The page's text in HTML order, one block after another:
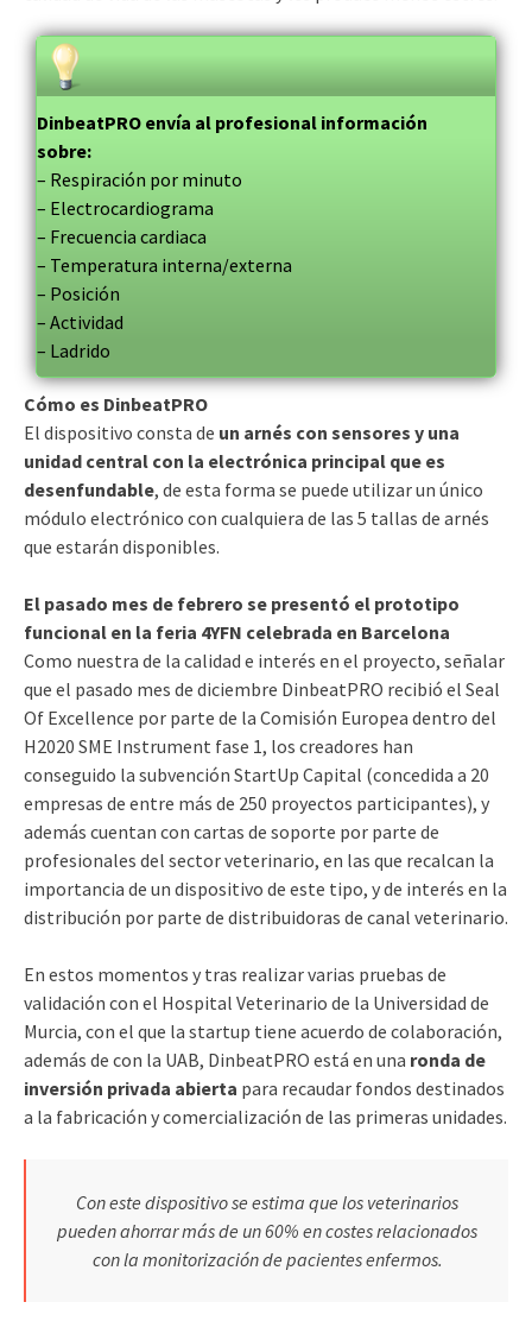
DinbeatPRO envía al profesional información
sobre:
– Respiración por minuto
– Electrocardiograma
– Frecuencia cardiaca
– Temperatura interna/externa
– Posición
– Actividad
– Ladrido
Cómo es DinbeatPRO
El dispositivo consta de un arnés con sensores y una
unidad central con la electrónica principal que es
desenfundable, de esta forma se puede utilizar un único
módulo electrónico con cualquiera de las 5 tallas de arnés
que estarán disponibles.
El pasado mes de febrero se presentó el prototipo
funcional en la feria 4YFN celebrada en Barcelona
Como nuestra de la calidad e interés en el proyecto, señalar
que el pasado mes de diciembre DinbeatPRO recibió el Seal
Of Excellence por parte de la Comisión Europea dentro del
H2020 SME Instrument fase 1, los creadores han
conseguido la subvención StartUp Capital (concedida a 20
empresas de entre más de 250 proyectos participantes), y
además cuentan con cartas de soporte por parte de
profesionales del sector veterinario, en las que recalcan la
importancia de un dispositivo de este tipo, y de interés en la
distribución por parte de distribuidoras de canal veterinario.
En estos momentos y tras realizar varias pruebas de
validación con el Hospital Veterinario de la Universidad de
Murcia, con el que la startup tiene acuerdo de colaboración,
además de con la UAB, DinbeatPRO está en una ronda de
inversión privada abierta para recaudar fondos destinados
a la fabricación y comercialización de las primeras unidades.
Con este dispositivo se estima que los veterinarios
pueden ahorrar más de un 60% en costes relacionados
con la monitorización de pacientes enfermos.